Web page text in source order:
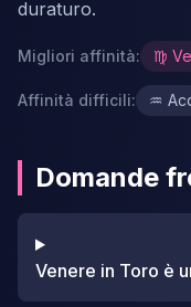
duraturo.
Migliori affinità: ♍
Affinità difficili: ♒
Domande
Venere in Toro è